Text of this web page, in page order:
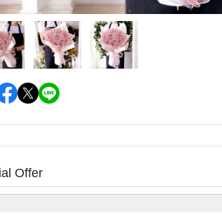
Offer